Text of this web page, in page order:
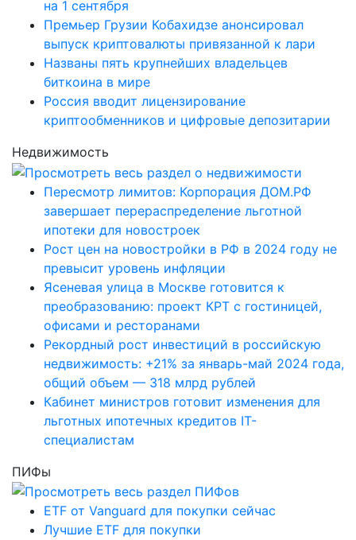
на 1 сентября
Премьер Грузии Кобахидзе анонсировал
выпуск криптовалюты привязанной к лари
Названы пять крупнейших владельцев
биткоина в мире
Россия вводит лицензирование
криптообменников и цифровые депозитарии
Недвижимость
Пересмотр лимитов: Корпорация ДОМ.РФ
завершает перераспределение льготной
ипотеки для новостроек
Рост цен на новостройки в РФ в 2024 году не
превысит уровень инфляции
Ясеневая улица в Москве готовится к
преобразованию: проект КРТ с гостиницей,
офисами и ресторанами
Рекордный рост инвестиций в российскую
недвижимость: +21% за январь-май 2024 года,
общий объем — 318 млрд рублей
Кабинет министров готовит изменения для
льготных ипотечных кредитов IT-
специалистам
ПИФы
ETF от Vanguard для покупки сейчас
Лучшие ETF для покупки